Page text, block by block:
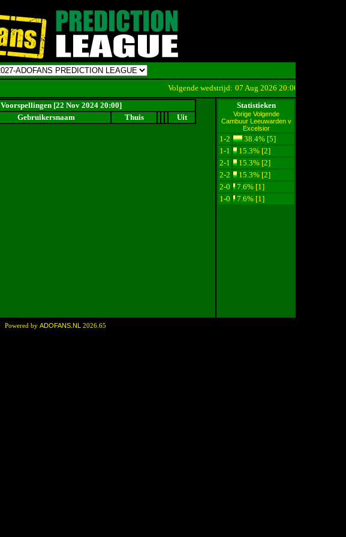
Volgende wedstrijd: 07 Aug 2026 20:00
Voorspellingen [22 Nov 2024 20:00]
Gebruikersnaam Thuis Uit
Statistieken
Vorige Volgende
Cambuur Leeuwarden v
Excelsior
1-2
38.4% [5]
1-1
15.3% [2]
2-1
15.3% [2]
2-2
15.3% [2]
2-0
7.6% [1]
1-0
7.6% [1]
Powered by ADOFANS.NL 2026.65